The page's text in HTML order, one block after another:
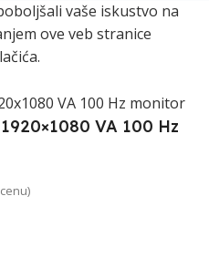
vaše iskustvo na
ove veb stranice
VA 100 Hz